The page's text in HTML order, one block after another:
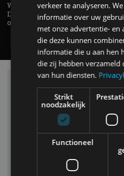
Welke elektrische auto past bij jou?
De EV Experience geeft antwoord
op je vraag! - AutoRAI TV
Vind je auto in
verkeer te analyseren.
informatie over uw
met onze advertentie- en
die deze kunnen
informatie die u aan hen
die zij hebben
van hun diensten.
Strikt
noodzakelijk
Functioneel